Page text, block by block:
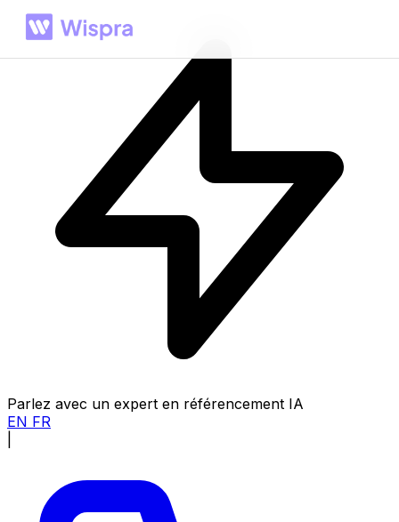
Parlez avec un expert en référencement IA
EN FR